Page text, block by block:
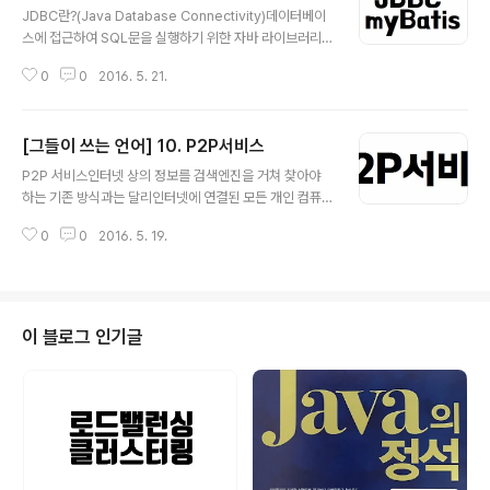
JDBC란?(Java Database Connectivity)데이터베이
스에 접근하여 SQL문을 실행하기 위한 자바 라이브러리
행하기 위한 자바 라이브러리를 만들어 표준으로 제공한
일한 코드를 작성할 수 있고DB를 교체하더라도 코드를 수
정하는 작업은 거의 없다. iBatisSQL에 기반한 데이터베
이스와 자바, .NET, 루비 등을 연결시켜주는 역할.JDBC
드로 이동하고 그 후 버전 이름이 myBatis로 바뀜 myBat
0 0 2016. 5. 21.
[그들이 쓰는 언어] 10. P2P서비스
P2P 서비스인터넷 상의 정보를 검색엔진을 거쳐 찾아야
하는 기존 방식과는 달리인터넷에 연결된 모든 개인 컴퓨
할 수 있는 서비스이다.이전의 인터넷 검색은 인터넷 사용
는 빠르고 편리한 서비스에도 불구하고추출된 정보가 웹사
이트에 게재된 내용에 한정되어 있고 웹사이트 접속에 실
패하기도 한다.이와 대조적으로 P2P는 인터넷에 접속한
개별 사용자들의 컴퓨터를 검색해서 원하는 파일을 추출해
준다.즉 실시간으로 현재 인터넷상에 접속해 있는 사용자
의 컴퓨터내의 파일을 검색하기 때문에원하는 파일이 검색
0 0 2016. 5. 19.
이 블로그 인기글